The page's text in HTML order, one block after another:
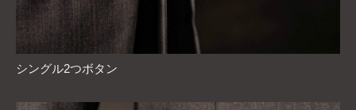
シングル2つボタン